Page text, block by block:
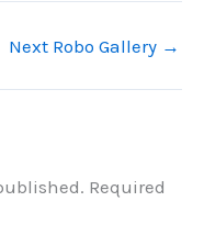
Next Robo Gallery →
Required